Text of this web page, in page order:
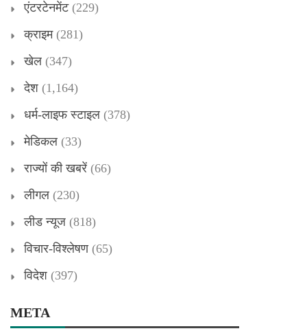
एंटरटेनमेंट(229)
क्राइम(281)
खेल (347)
देश (1,164)
धर्म-लाइफ स्टाइल (378)
मेडिकल (33)
राज्यों की खबरें (66)
लीगल (230)
लीड न्यूज (818)
विचार-विश्लेषण(65)
विदेश (397)
META